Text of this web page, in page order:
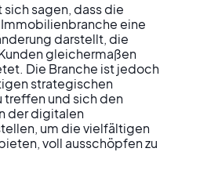
sagen, dass die
eine
darstellt, die
gleichermaßen
Die Branche ist jedoch
strategischen
treffen und sich den
der digitalen
um die vielfältigen
voll ausschöpfen zu